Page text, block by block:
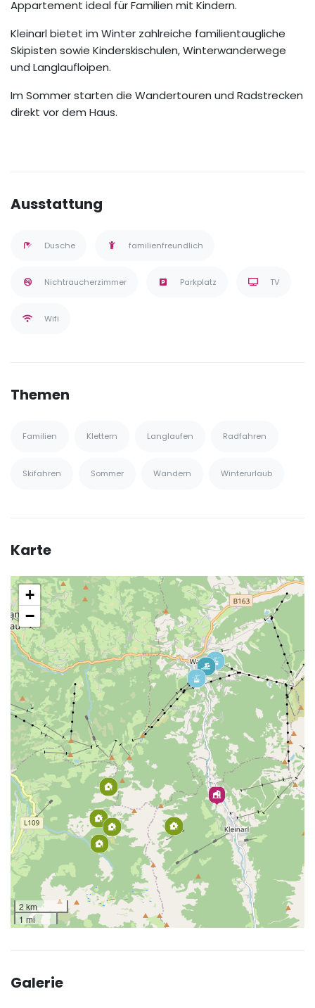
Appartement ideal für Familien mit Kindern.
Kleinarl bietet im Winter zahlreiche familientaugliche
Skipisten sowie Kinderskischulen, Winterwanderwege
und Langlaufloipen.
Im Sommer starten die Wandertouren und Radstrecken
direkt vor dem Haus.
Ausstattung
Dusche familienfreundlich
Nichtraucherzimmer Parkplatz TV
Wifi
Themen
Familien Klettern Langlaufen Radfahren
Skifahren Sommer Wandern Winterurlaub
Karte
+
−
2 km
1 mi
Galerie